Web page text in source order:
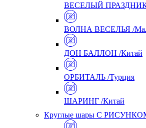
ВЕСЕЛЫЙ ПРАЗДНИК
ВОЛНА ВЕСЕЛЬЯ /
ДОН БАЛЛОН /Китай
ОРБИТАЛЬ /Турция
ШАРИНГ /Китай
Круглые шары С